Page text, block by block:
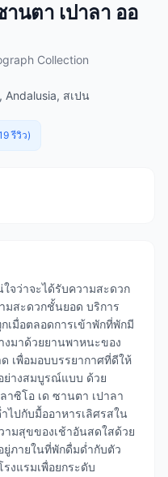
นตา เปาลา ออ
Collection
Andalusia, สเปน
รีวิว)
จว่าจะได้รับความสะดวก
มสะดวกชั้นยอด บริการ
มื่อตลอดการเข้าพักที่พักมี
งมาด้วยยานพาหนะของ
เพื่อมอบบรรยากาศที่ดีให้
ย่างสมบูรณ์แบบ ด้วย
าซิโอ เด ซานตา เปาลา
ไปกับมื้ออาหารเลิศรสใน
มสุขของเช้าอันสดใสด้วย
ภายในที่พักดื่มด่ำกับตัว
งแรมเพื่อยกระดับ